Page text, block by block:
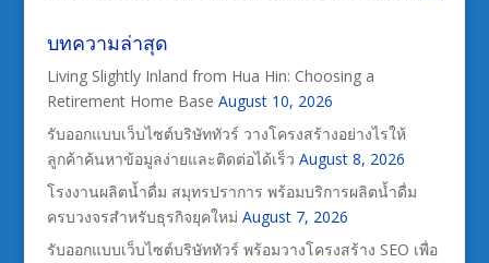
บทความล่าสุด
Living Slightly Inland from Hua Hin: Choosing a
Retirement Home Base August 10, 2026
รับออกแบบเว็บไซต์บริษัททัวร์ วางโครงสร้างอย่างไรให้
ลูกค้าค้นหาข้อมูลง่ายและติดต่อได้เร็ว August 8, 2026
โรงงานผลิตน้ำดื่ม สมุทรปราการ พร้อมบริการผลิตน้ำดื่ม
ครบวงจรสำหรับธุรกิจยุคใหม่ August 7, 2026
รับออกแบบเว็บไซต์บริษัททัวร์ พร้อมวางโครงสร้าง SEO เพื่อ